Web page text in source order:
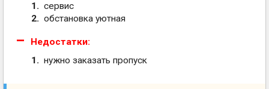
сервис
обстановка уютная
Недостатки:
нужно заказать пропуск